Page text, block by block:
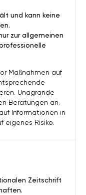
Zeitschrift
und kann keine
zur allgemeinen
Maßnahmen auf
Unagrande
Beratungen an.
Informationen in
eigenes Risiko.